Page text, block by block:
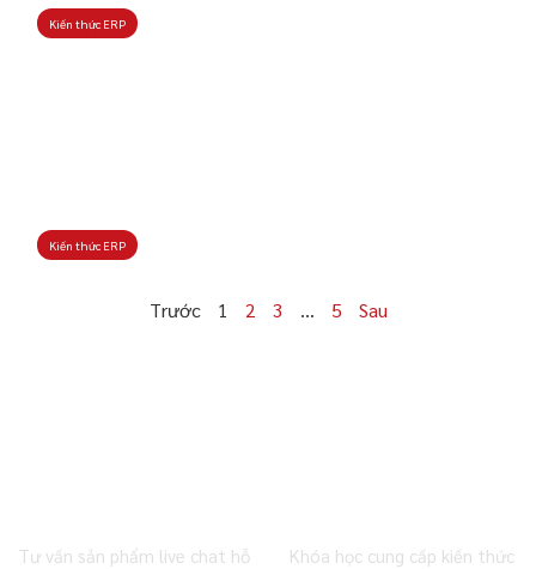
Kiến thức ERP
Kiến thức ERP
Trước 1 2 3 … 5 Sau
Tư vấn sản phẩm live chat hỗ
Khóa học cung cấp kiến thức